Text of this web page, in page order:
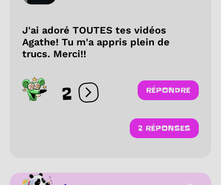
J'ai adoré TOUTES tes vidéos
Agathe! Tu m'a appris plein de
trucs. Merci!!
2 Ouvrir les réactions
RÉPONDRE
2 RÉPONSES